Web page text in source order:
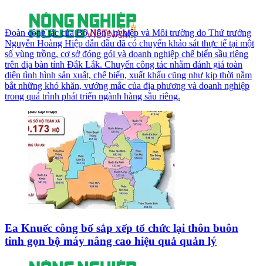
Đoàn công tác của Bộ Nông nghiệp và Môi trường do Thứ trưởng
Nguyễn Hoàng Hiệp dẫn đầu đã có chuyến khảo sát thực tế tại một
số vùng trồng, cơ sở đóng gói và doanh nghiệp chế biến sầu riêng
trên địa bàn tỉnh Đắk Lắk. Chuyến công tác nhằm đánh giá toàn
diện tình hình sản xuất, chế biến, xuất khẩu cũng như kịp thời nắm
bắt những khó khăn, vướng mắc của địa phương và doanh nghiệp
trong quá trình phát triển ngành hàng sầu riêng.
Ea Knuếc công bố sắp xếp tổ chức lại thôn buôn
tinh gọn bộ máy nâng cao hiệu quả quản lý